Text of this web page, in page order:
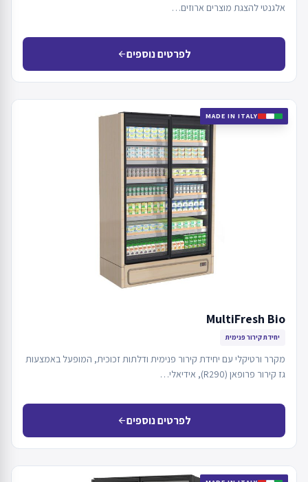
אלגנטי להצגת מוצרים ארוזים…
לפרטים נוספיםarrow_back
MADE IN ITALY
MultiFresh Bio
יחידת קירור פנימית
מקרר ורטיקלי עם יחידת קירור פנימית ודלתות זכוכית, המופעל באמצעות
גז קירור פרופאן (R290), אידיאלי…
לפרטים נוספיםarrow_back